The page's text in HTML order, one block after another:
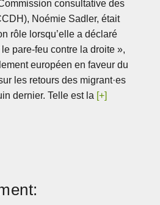
consultative des
Noémie Sadler, était
rôle lorsqu’elle a déclaré
pare-feu contre la droite »,
européen en faveur du
les retours des migrant·es
dernier. Telle est la [+]